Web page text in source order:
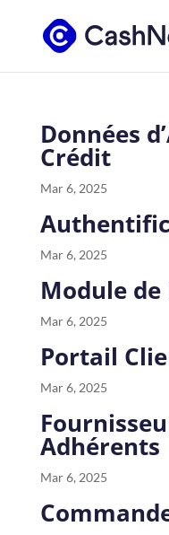
Données
Crédit
Mar 6, 2025
Mar 6, 2025
Module
Mar 6, 2025
Portail
Mar 6, 2025
Adhérents
Mar 6, 2025